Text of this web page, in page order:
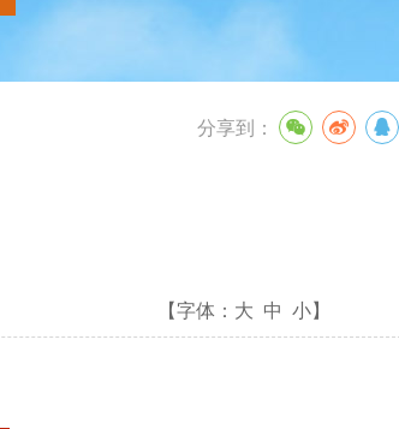
分享到：
【字体： 大 中 小】